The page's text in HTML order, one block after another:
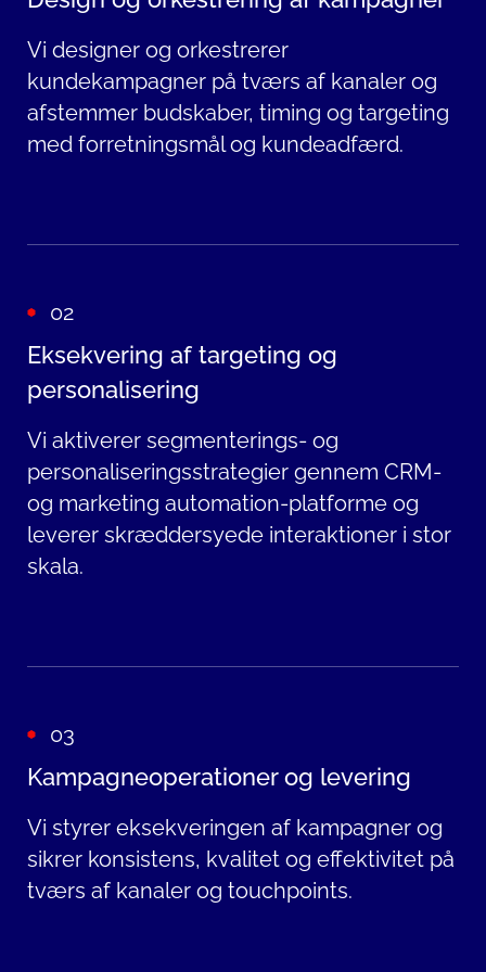
Vi designer og orkestrerer
kundekampagner på tværs af kanaler og
afstemmer budskaber, timing og targeting
med forretningsmål og kundeadfærd.
02
Eksekvering af targeting og
personalisering
Vi aktiverer segmenterings- og
personaliseringsstrategier gennem CRM-
og marketing automation-platforme og
leverer skræddersyede interaktioner i stor
skala.
03
Kampagneoperationer og levering
Vi styrer eksekveringen af kampagner og
sikrer konsistens, kvalitet og effektivitet på
tværs af kanaler og touchpoints.